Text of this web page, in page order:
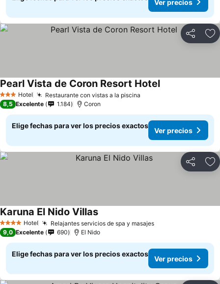
Ver precios
Compartir
3 Estrellas
Hotel Restaurante con vistas a la piscina
Pearl Vista de Coron Resort Hotel
8,5 Excelente 1.184 Coron
Elige fechas para ver los precios exactos
Ver precios
Compartir
4 EstrellasHotel Relajantes servicios de spa y masajes
Karuna El Nido Villas
9,0 Excelente 690 El Nido
Elige fechas para ver los precios exactos
Ver precios